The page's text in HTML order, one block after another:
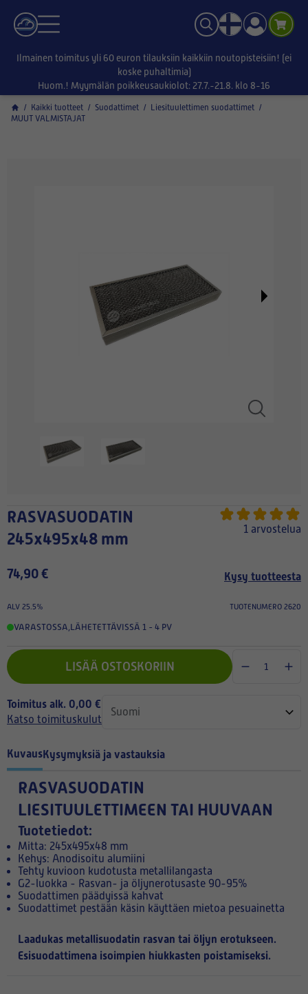
Ilmainen toimitus yli 60 euron tilauksiin kaikkiin noutopisteisiin! (ei
koske puhaltimia)
Huom.! Myymälän poikkeusaukiolot: 27.7.-21.8. klo 8-16
/ Kaikki tuotteet / Suodattimet / Liesituulettimen suodattimet /
MUUT VALMISTAJAT
RASVASUODATIN
245x495x48 mm
1 arvostelua
74,90 € Kysy tuotteesta
ALV 25.5% TUOTENUMERO 2620
VARASTOSSA LÄHETETTÄVISSÄ 1 - 4 PV
LISÄÄ OSTOSKORIIN
Toimitus alk. 0,00 €
Katso toimituskulut
KuvausKysymyksiä ja vastauksia
RASVASUODATIN
LIESITUULETTIMEEN TAI HUUVAAN
Tuotetiedot:
Mitta: 245x495x48 mm
Kehys: Anodisoitu alumiini
Tehty kuvioon kudotusta metallilangasta
G2-luokka - Rasvan- ja öljynerotusaste 90-95%
Suodattimen päädyissä kahvat
Suodattimet pestään käsin käyttäen mietoa pesuainetta
Laadukas metallisuodatin rasvan tai öljyn erotukseen.
Esisuodattimena isoimpien hiukkasten poistamiseksi.